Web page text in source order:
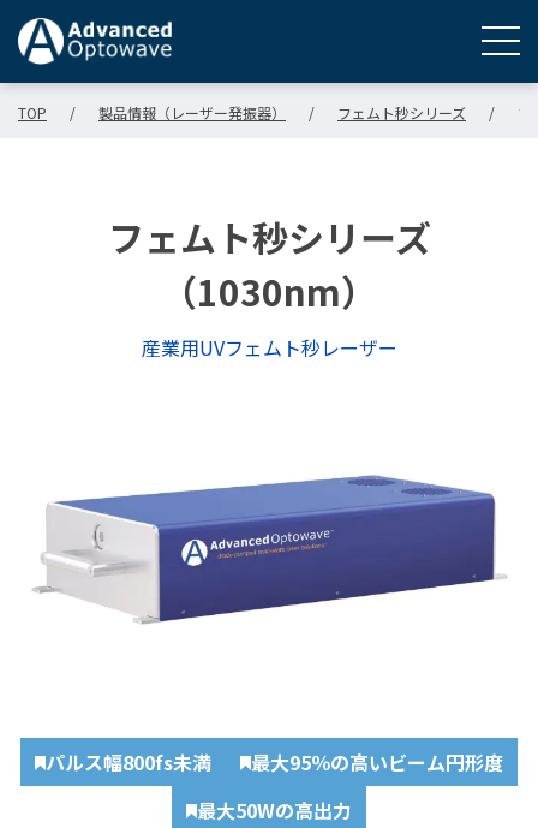
TOP / 製品情報（レーザー発振器） / フェムト秒シリーズ / フ
フェムト秒シリーズ
（1030nm）
産業用UVフェムト秒レーザー
パルス幅800fs未満
最大95％の高いビーム円形度
最大50Wの高出力